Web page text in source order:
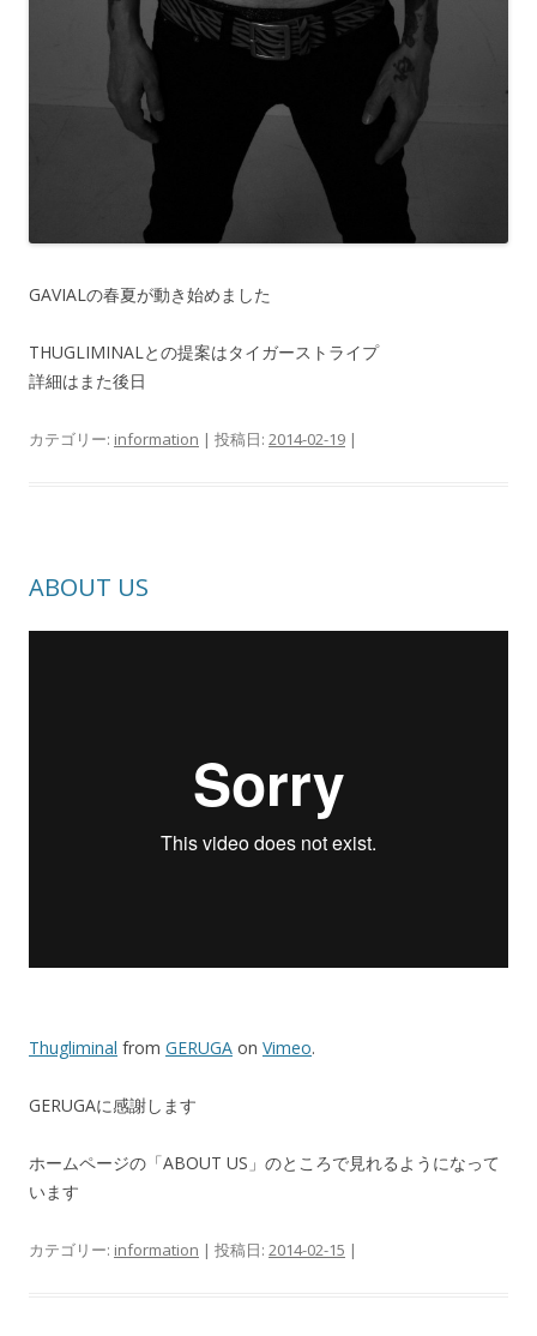
GAVIALの春夏が動き始めました
THUGLIMINALとの提案はタイガーストライプ
詳細はまた後日
カテゴリー: information | 投稿日: 2014-02-19 |
ABOUT US
Thugliminal from GERUGA on Vimeo.
GERUGAに感謝します
ホームページの「ABOUT US」のところで見れるようになって
います
カテゴリー: information | 投稿日: 2014-02-15 |